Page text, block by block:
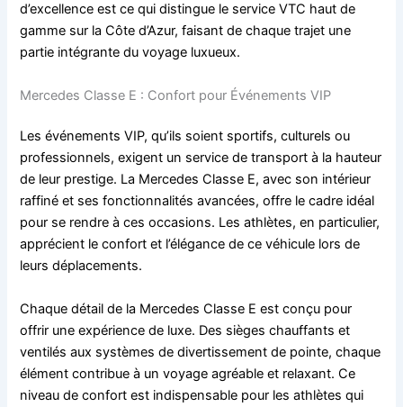
d’excellence est ce qui distingue le service VTC haut de
gamme sur la Côte d’Azur, faisant de chaque trajet une
partie intégrante du voyage luxueux.
Mercedes Classe E : Confort pour Événements VIP
Les événements VIP, qu’ils soient sportifs, culturels ou
professionnels, exigent un service de transport à la hauteur
de leur prestige. La Mercedes Classe E, avec son intérieur
raffiné et ses fonctionnalités avancées, offre le cadre idéal
pour se rendre à ces occasions. Les athlètes, en particulier,
apprécient le confort et l’élégance de ce véhicule lors de
leurs déplacements.
Chaque détail de la Mercedes Classe E est conçu pour
offrir une expérience de luxe. Des sièges chauffants et
ventilés aux systèmes de divertissement de pointe, chaque
élément contribue à un voyage agréable et relaxant. Ce
niveau de confort est indispensable pour les athlètes qui